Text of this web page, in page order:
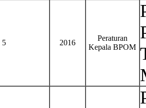
5 2016
Peraturan
Kepala BPOM